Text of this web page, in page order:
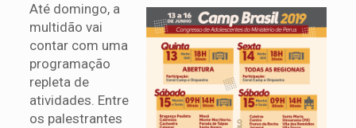
Até domingo, a
multidão vai
contar com uma
programação
repleta de
atividades. Entre
os palestrantes